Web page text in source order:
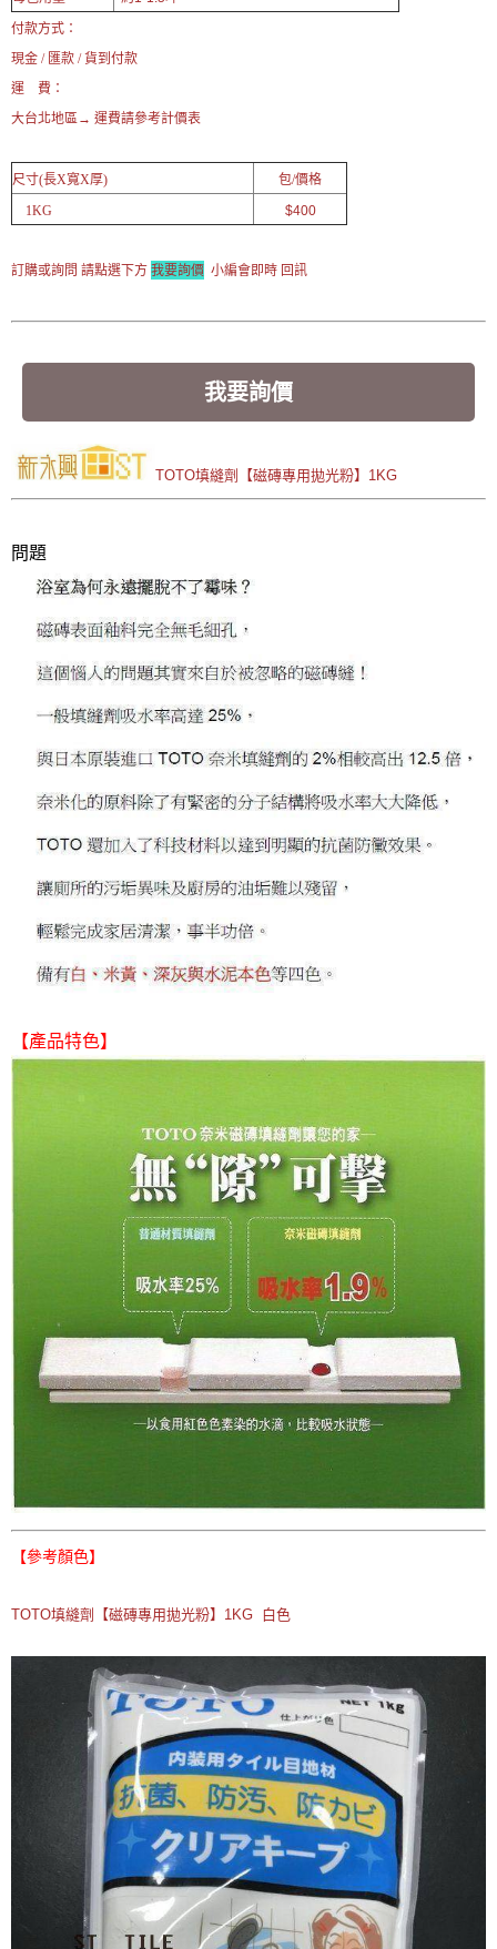
付款方式：
現金 / 匯款 / 貨到付款
運 費：
大台北地區→ 運費請參考計價表
尺寸(長X寬X厚)
包/價格
1KG
$400
訂購或詢問 請點選下方我要詢價 小編會即時 回訊
我要詢價
TOTO填縫劑【磁磚專用拋光粉】1KG
問題
【產品特色】
【參考顏色】
TOTO填縫劑【磁磚專用拋光粉】1KG 白色